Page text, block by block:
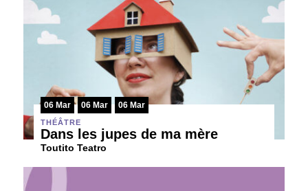
06 Mar 06 Mar 06 Mar
THÉÂTRE
Dans les jupes de ma mère
Toutito Teatro